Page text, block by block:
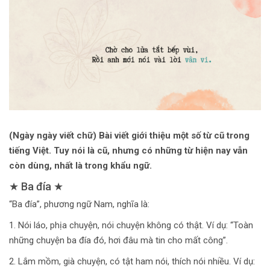
Người Việt với tiếng Việt
Sách Chữ viết
Về Chúng Tôi
(Ngày ngày viết chữ) Bài viết giới thiệu một số từ cũ trong
tiếng Việt. Tuy nói là cũ, nhưng có những từ hiện nay vẫn
còn dùng, nhất là trong khẩu ngữ.
★ Ba đía ★
“Ba đía”, phương ngữ Nam, nghĩa là:
1. Nói láo, phịa chuyện, nói chuyện không có thật. Ví dụ: “Toàn
những chuyện ba đía đó, hơi đâu mà tin cho mất công”.
2. Lắm mồm, già chuyện, có tật ham nói, thích nói nhiều. Ví dụ: